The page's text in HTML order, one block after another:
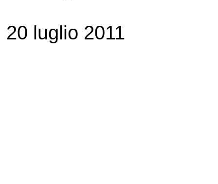
20 luglio 2011